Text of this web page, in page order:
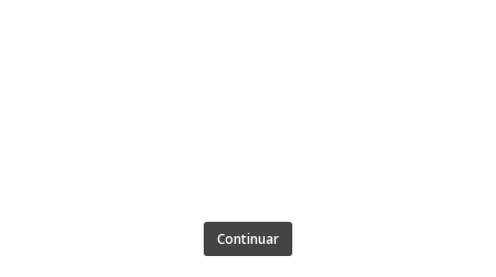
Continuar